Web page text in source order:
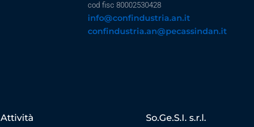
cod fisc 80002530428
info@confindustria.an.it
confindustria.an@pecassindan.it
Attività So.Ge.S.I. s.r.l.